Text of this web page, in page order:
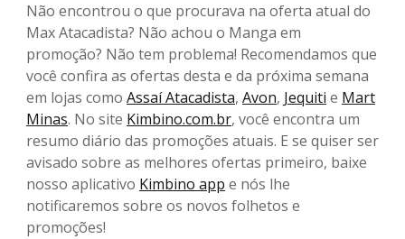
Não encontrou o que procurava na oferta atual do
Max Atacadista? Não achou o Manga em
promoção? Não tem problema! Recomendamos que
você confira as ofertas desta e da próxima semana
em lojas como Assaí Atacadista, Avon, Jequiti e Mart
Minas. No site Kimbino.com.br, você encontra um
resumo diário das promoções atuais. E se quiser ser
avisado sobre as melhores ofertas primeiro, baixe
nosso aplicativo Kimbino app e nós lhe
notificaremos sobre os novos folhetos e
promoções!